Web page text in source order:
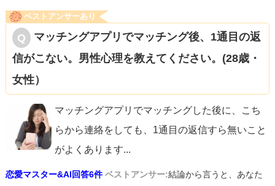
ベストアンサーあり
マッチングアプリでマッチング後、1通目の返
信がこない。男性心理を教えてください。(28歳・
女性）
マッチングアプリでマッチングした後に、こち
らから連絡をしても、1通目の返信すら無いこと
がよくあります...
恋愛マスター&AI回答6件 ベストアンサー:結論から言うと、あなた